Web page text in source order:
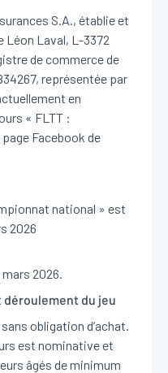
S.A., établie et
Léon Laval, L-3372
de commerce de
représentée par
en
« FLTT :
page Facebook de
national » est
2026
mars 2026.
du jeu
obligation d’achat.
est nominative et
âgés de minimum